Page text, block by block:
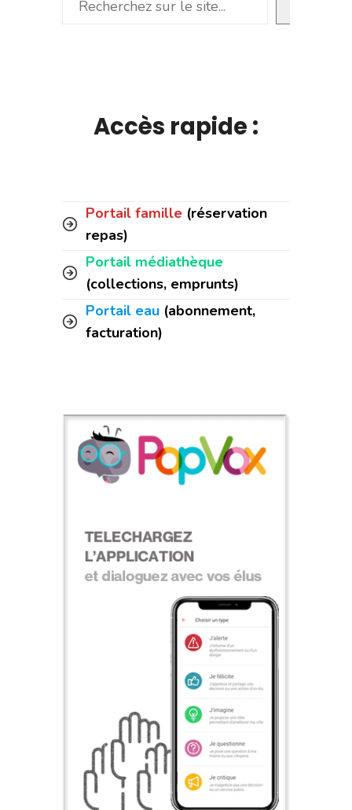
Accès rapide :
Portail famille (réservation
repas)
Portail médiathèque
(collections, emprunts)
Portail eau (abonnement,
facturation)